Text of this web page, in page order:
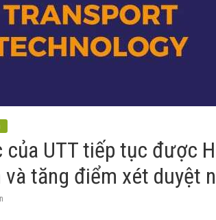
của UTT tiếp tục được
tăng điểm xét duyệt